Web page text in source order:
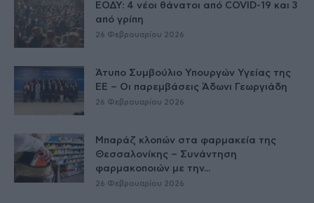
ΕΟΔΥ: 4 νέοι θάνατοι από COVID-19 και 3
από γρίπη
26 Φεβρουαρίου 2026
Άτυπο Συμβούλιο Υπουργών Υγείας της
ΕE – Οι παρεμβάσεις Άδωνι Γεωργιάδη
26 Φεβρουαρίου 2026
Μπαράζ κλοπών στα φαρμακεία της
Θεσσαλονίκης – Συνάντηση
φαρμακοποιών με την...
26 Φεβρουαρίου 2026